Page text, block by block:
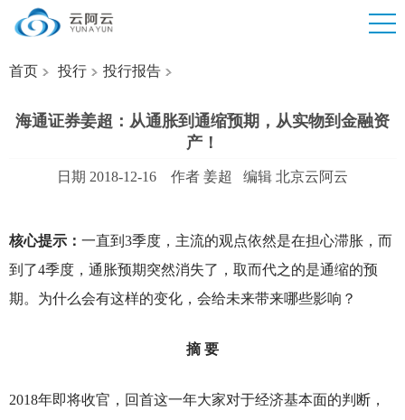
首页 投行 投行报告
海通证券姜超：从通胀到通缩预期，从实物到金融资
产！
日期 2018-12-16 作者 姜超 编辑 北京云阿云
核心提示： 一直到3季度，主流的观点依然是在担心滞胀，而
到了4季度，通胀预期突然消失了，取而代之的是通缩的预
期。为什么会有这样的变化，会给未来带来哪些影响？
摘 要
2018年即将收官，回首这一年大家对于经济基本面的判断，